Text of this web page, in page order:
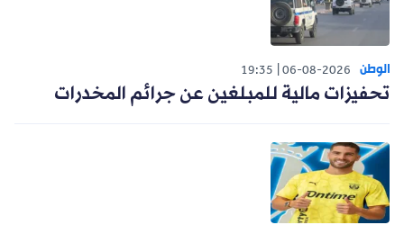
الوطن 06-08-2026
19:35
تحفيزات مالية للمبلغين عن جرائم المخدرات